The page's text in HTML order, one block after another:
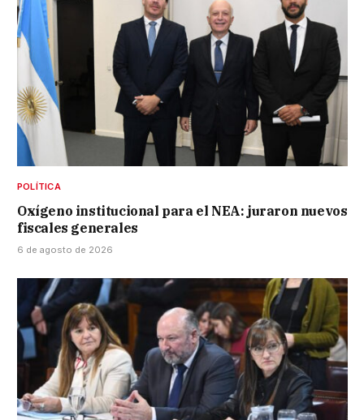
POLÍTICA
Oxígeno institucional para el NEA: juraron nuevos
fiscales generales
6 de agosto de 2026